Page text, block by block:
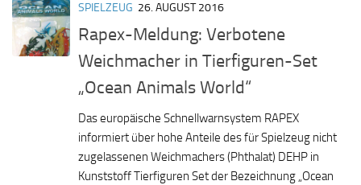
SPIELZEUG 26. AUGUST 2016
Rapex-Meldung: Verbotene
Weichmacher in Tierfiguren-Set
„Ocean Animals World“
Das europäische Schnellwarnsystem RAPEX
informiert über hohe Anteile des für Spielzeug nicht
zugelassenen Weichmachers (Phthalat) DEHP in
Kunststoff Tierfiguren Set der Bezeichnung „Ocean